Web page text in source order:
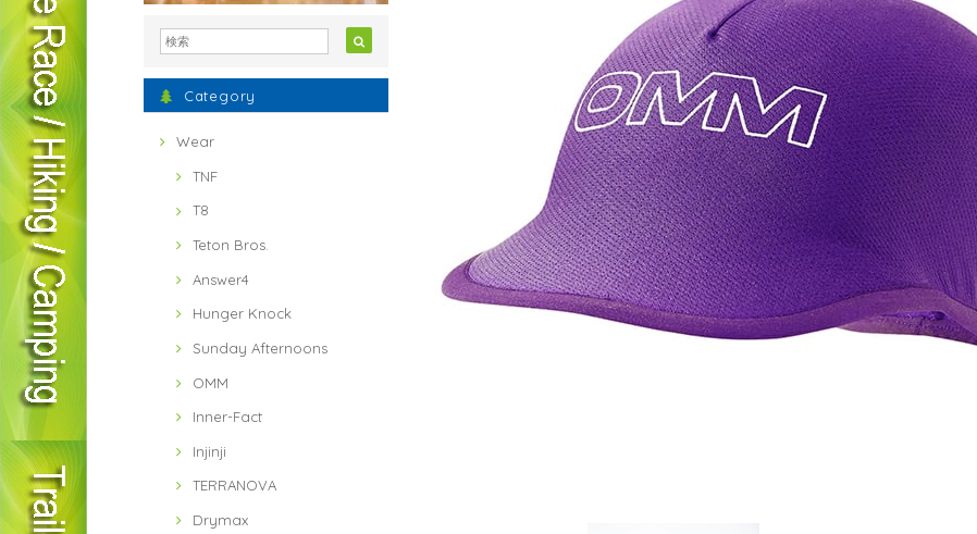
Category
Wear
TNF
T8
Teton Bros.
Answer4
Hunger Knock
Sunday Afternoons
OMM
Inner-Fact
Injinji
TERRANOVA
Drymax